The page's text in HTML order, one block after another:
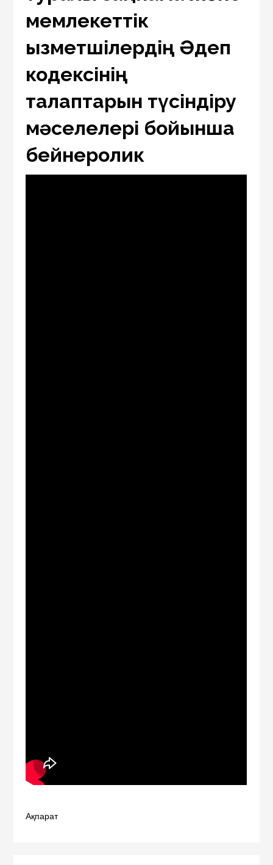
мемлекеттік
қызметшілердің Әдеп
кодексінің
талаптарын түсіндіру
мәселелері бойынша
бейнеролик
Ақпарат